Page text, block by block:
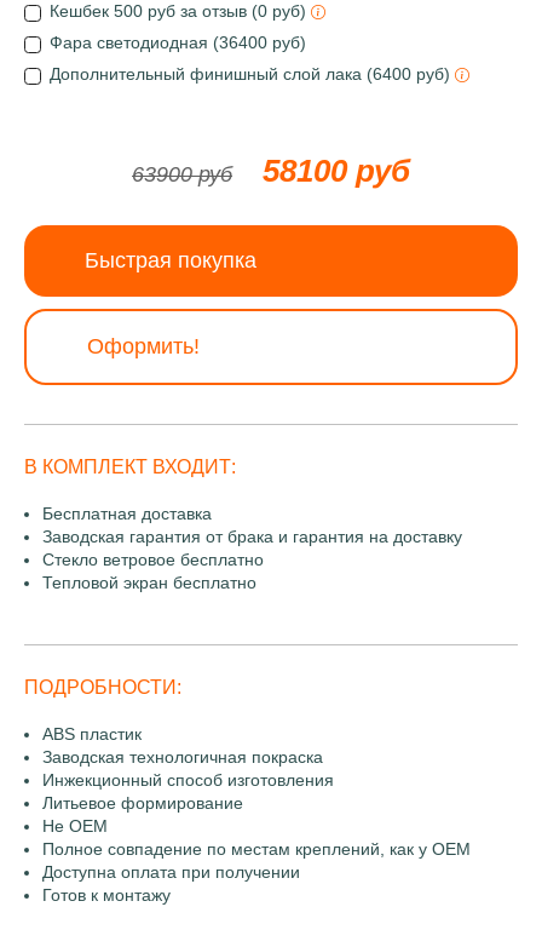
Кешбек 500 руб за отзыв (0 руб)
Фара светодиодная (36400 руб)
Дополнительный финишный слой лака (6400 руб)
63900 руб 58100 руб
Быстрая покупка
Оформить!
В КОМПЛЕКТ ВХОДИТ:
Бесплатная доставка
Заводская гарантия от брака и гарантия на доставку
Стекло ветровое бесплатно
Тепловой экран бесплатно
ПОДРОБНОСТИ:
ABS пластик
Заводская технологичная покраска
Инжекционный способ изготовления
Литьевое формирование
Не OEM
Полное совпадение по местам креплений, как у OEM
Доступна оплата при получении
Готов к монтажу